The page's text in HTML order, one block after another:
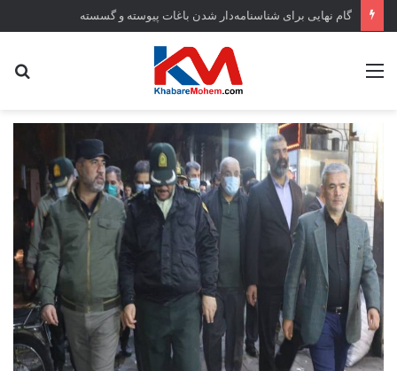
گام نهایی برای شناسنامه‌دار شدن باغات پیوسته و گسسته
منو